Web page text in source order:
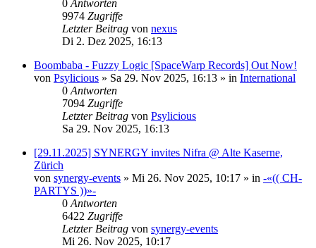
0 Antworten
9974 Zugriffe
Letzter Beitrag von nexus
Di 2. Dez 2025, 16:13
Boombaba - Fuzzy Logic [SpaceWarp Records] Out Now!
von Psylicious » Sa 29. Nov 2025, 16:13 » in International
0 Antworten
7094 Zugriffe
Letzter Beitrag von Psylicious
Sa 29. Nov 2025, 16:13
[29.11.2025] SYNERGY invites Nifra @ Alte Kaserne,
Zürich
von synergy-events » Mi 26. Nov 2025, 10:17 » in -«(( CH-
PARTYS ))»-
0 Antworten
6422 Zugriffe
Letzter Beitrag von synergy-events
Mi 26. Nov 2025, 10:17